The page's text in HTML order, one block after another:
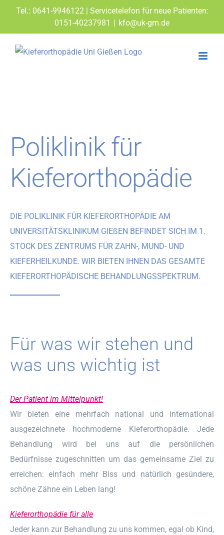
springen
Tel.: 0641-9946122 | Servicetelefon für neue Patienten:
0151-40237981 | kfo@uk-gm.de
Poliklinik für
Kieferorthopädie
DIE POLIKLINIK FÜR KIEFERORTHOPÄDIE AM
UNIVERSITÄTSKLINIKUM GIEßEN BEFINDET SICH IM 1.
STOCK DES ZENTRUMS FÜR ZAHN-, MUND- UND
KIEFERHEILKUNDE. WIR BIETEN IHNEN DAS GESAMTE
KIEFERORTHOPÄDISCHE BEHANDLUNGSSPEKTRUM.
Für was wir stehen und
was uns wichtig ist
Der Patient im Mittelpunkt!
Wir bieten eine mehrfach national und international
ausgezeichnete hochmoderne Kieferorthopädie. Jede
Behandlung wird bei uns auf die persönlichen
Bedürfnisse zugeschnitten um das gemeinsame Ziel zu
erreichen: einfach mehr Biss und natürlich gesündere,
schöne Zähne ein Leben lang!
Kieferorthopädie für alle
Jeder kann zur Behandlung zu uns kommen, egal ob Kind,